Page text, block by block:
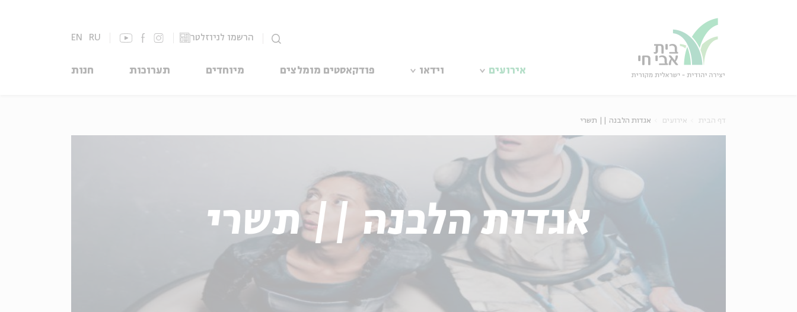
הרשמו לניוזלטר EN RU
אירועים וידאו פודקאסטים מומלצים מיוחדים תערוכות חנות
דף הבית אירועים אגדות הלבנה || תשרי
אגדות הלבנה || תשרי